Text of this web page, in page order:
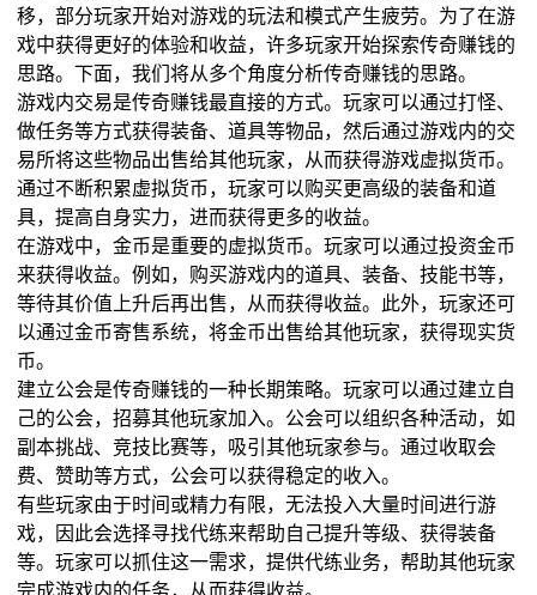
移，部分玩家开始对游戏的玩法和模式产生疲劳。为了在游
戏中获得更好的体验和收益，许多玩家开始探索传奇赚钱的
思路。下面，我们将从多个角度分析传奇赚钱的思路。
游戏内交易是传奇赚钱最直接的方式。玩家可以通过打怪、
做任务等方式获得装备、道具等物品，然后通过游戏内的交
易所将这些物品出售给其他玩家，从而获得游戏虚拟货币。
通过不断积累虚拟货币，玩家可以购买更高级的装备和道
具，提高自身实力，进而获得更多的收益。
在游戏中，金币是重要的虚拟货币。玩家可以通过投资金币
来获得收益。例如，购买游戏内的道具、装备、技能书等，
等待其价值上升后再出售，从而获得收益。此外，玩家还可
以通过金币寄售系统，将金币出售给其他玩家，获得现实货
币。
建立公会是传奇赚钱的一种长期策略。玩家可以通过建立自
己的公会，招募其他玩家加入。公会可以组织各种活动，如
副本挑战、竞技比赛等，吸引其他玩家参与。通过收取会
费、赞助等方式，公会可以获得稳定的收入。
有些玩家由于时间或精力有限，无法投入大量时间进行游
戏，因此会选择寻找代练来帮助自己提升等级、获得装备
等。玩家可以抓住这一需求，提供代练业务，帮助其他玩家
完成游戏内的任务，从而获得收益。